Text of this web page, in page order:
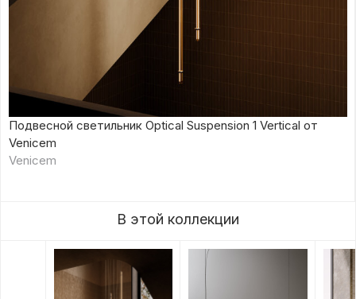
Подвесной светильник Optical Suspension 1 Vertical от
Venicem
Venicem
В этой коллекции